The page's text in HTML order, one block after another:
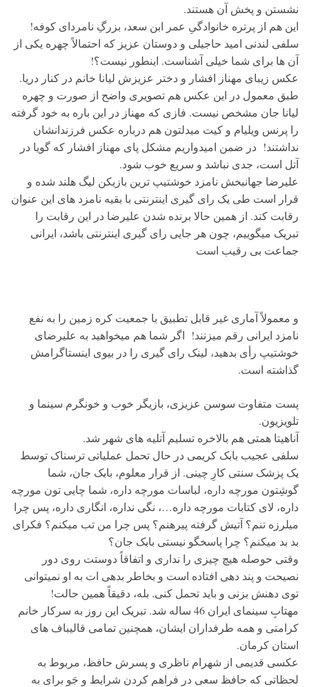
نشستن و پخش آن هستند.
این هم از پرتره خانوادگیِ عمر ابن سعد، بزرگِ نامردای کوفه!
سلفی لندنی امید حاجیلی و دوستان عزیز که احتمالاً چهره یکی از
آن ها برای شما خیلی آشناست. اینطور نیست؟!
عکس زیبای مهناز افشار و دختر عزیزش لیانا خانم در کنار دریا.
طبق معمول در این عکس هم تصویری واضح از صورت و چهره
لیانا جان مشخص نیست. فازی که مهناز در این باره به خود گرفته
را پرنس ویلیام و کیت میدلتون هم درباره عکس فرزندانشان
نداشتند! در ضمن امیدواریم مشکل پای مهناز افشار که گویا در
آتل است، جدی نباشد و سریع خوب شود.
علیرضا جهانبخش نامزد خوشتیپ ترین بازیکن لیگ هلند شده و
قرار است طی یک رای گیری اینترنتی با بقیه نامزد های این عنوان
رقابت کند. از همین حالا برنده شدن علیرضا در این رقابت را
تبریک میگوییم، چون هر جایی رای گیری اینترنتی باشد، ایرانی
جماعت بی رقیب است
و معمولاً آماری غیر قابل تطبیق با جمعیت کره زمین را به نفع
نامزد ایرانی رقم میزنند! اگر شما هم میخواهید به علیرضای
خوشتیپ رأی بدهید، لینک رای گیری را در بیوی اینستاگرامش
گذاشته است.
پست متفاوت سوسن عزیزی، بازیگر خوب و خونگرم سینما و
تلویزیون.
آناهیتا همتی هم بالاخره تسلیم آتلیه های شهر شد.
سلفی عجیب بابک کریمی در حال تحمل عملیاتی ترسناک توسط
یک پزشک سنتی کارِ چینی. از قرار معلوم، بابک جان، شما
گوشِتون مورچه داره، لباسات مورچه داره، شما چایی تون مورچه
داره، لای کتابات مورچه داره…، نگی نداره، انگاری داره، پس چرا
میلرزه تنم؟ آتیش گرفته پیرهنم؟ پس چرا من تب میکنم؟ فکرای
بد بد میکنم؟ چرا پاسخگو نیستی بابک جان؟
وقتی حوصله هیچ چیزی را نداری و اتفاقاً دوستت روی دور
نصیحت و پند دهی افتاده است و بخاطر بدهی ات به او نمیتوانی
توی دهنش بزنی و باید تحمل کنی. بله، دقیقاً همین حالت!
مهتابِ سینمای ایران 46 ساله شد. تبریک این روز به سرکار خانم
کرامتی و همه طرفداران ایشان، همچنین تمامی قالیباف های
استان کرمان.
عکسی قدیمی از شهرام ناظری و پسرش حافظ، مربوط به
لحظاتی که حافظ سعی در فراهم کردن شرایط و جَو برای به